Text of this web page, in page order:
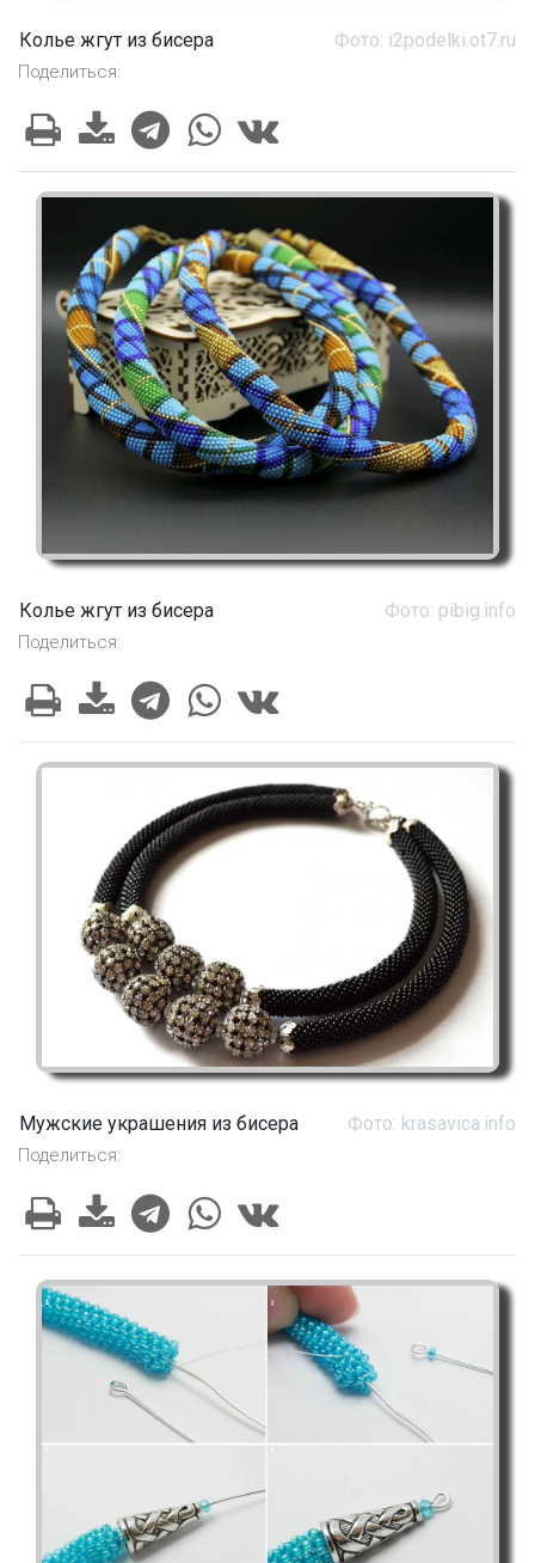
Колье жгут из бисера Фото: i2podelki.ot7.ru
Поделиться:
Колье жгут из бисера Фото: pibig.info
Поделиться:
Мужские украшения из бисера Фото: krasavica.info
Поделиться: